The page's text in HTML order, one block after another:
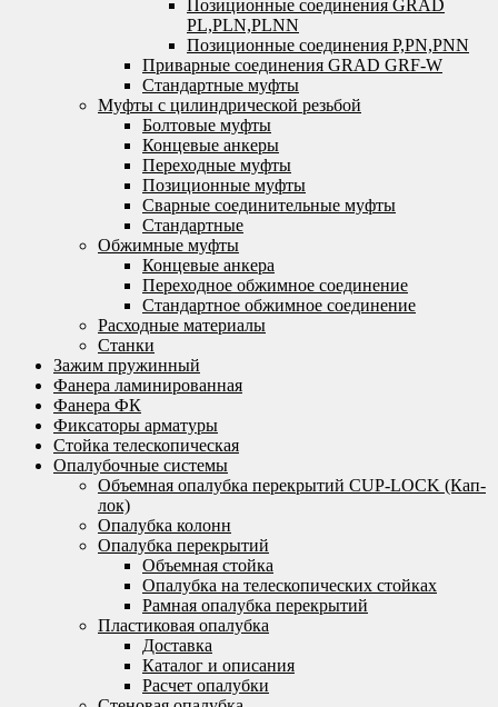
Позиционные соединения GRAD
PL,PLN,PLNN
Позиционные соединения P,PN,PNN
Приварные соединения GRAD GRF-W
Стандартные муфты
Муфты с цилиндрической резьбой
Болтовые муфты
Концевые анкеры
Переходные муфты
Позиционные муфты
Сварные соединительные муфты
Стандартные
Обжимные муфты
Концевые анкера
Переходное обжимное соединение
Стандартное обжимное соединение
Расходные материалы
Станки
Зажим пружинный
Фанера ламинированная
Фанера ФК
Фиксаторы арматуры
Стойка телескопическая
Опалубочные системы
Объемная опалубка перекрытий CUP-LOCK (Кап-
лок)
Опалубка колонн
Опалубка перекрытий
Объемная стойка
Опалубка на телескопических стойках
Рамная опалубка перекрытий
Пластиковая опалубка
Доставка
Каталог и описания
Расчет опалубки